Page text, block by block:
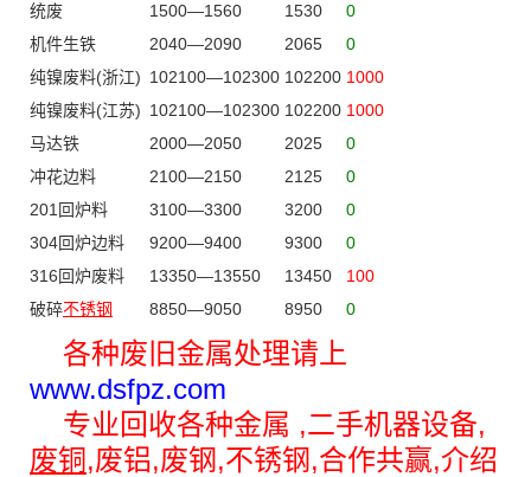
统废
1500—1560 1530
0
机件生铁
2040—2090 2065
0
纯镍废料(浙江) 102100—102300 102200 1000
纯镍废料(江苏) 102100—102300 102200 1000
马达铁
2000—2050 2025
0
冲花边料
2100—2150 2125
0
201回炉料
3100—3300 3200
0
304回炉边料
9200—9400 9300
0
316回炉废料
13350—13550 13450
100
破碎不锈钢 8850—9050 8950 0
各种废旧金属处理请上
www.dsfpz.com
专业回收各种金属 ,二手机器设备,
废铜,废铝,废钢,不锈钢,合作共赢,介绍